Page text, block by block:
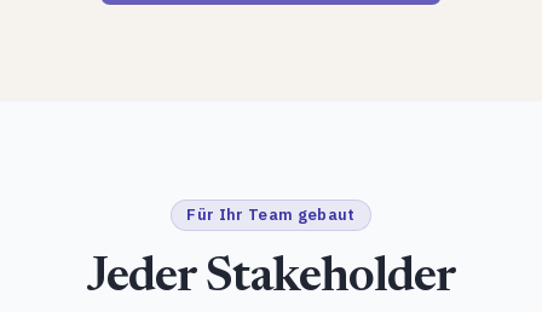
Für Ihr Team gebaut
Jeder Stakeholder